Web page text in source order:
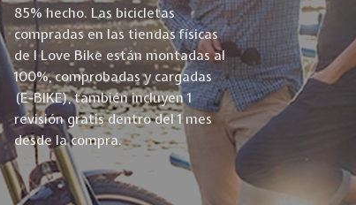
85% hecho. Las bicicletas
compradas en las tiendas físicas
de I Love Bike están montadas al
100%, comprobadas y cargadas
(E-BIKE), también incluyen 1
revisión gratis dentro del 1 mes
desde la compra.